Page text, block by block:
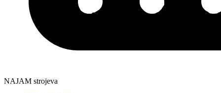
NAJAM strojeva